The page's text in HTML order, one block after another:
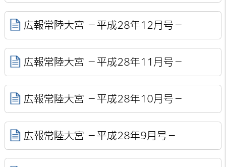
広報常陸大宮 －平成28年12月号－
広報常陸大宮 －平成28年11月号－
広報常陸大宮 －平成28年10月号－
広報常陸大宮 －平成28年9月号－